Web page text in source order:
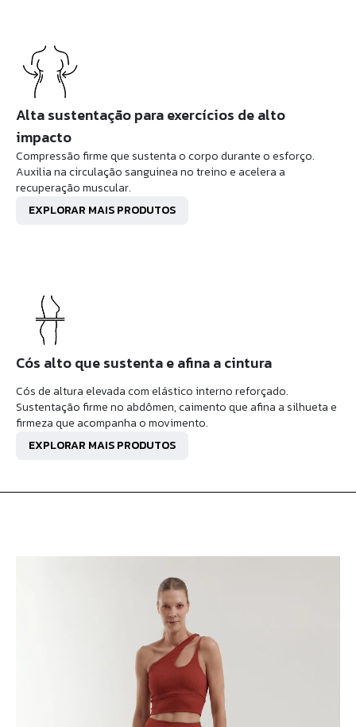
Alta sustentação para exercícios de alto
impacto
Compressão firme que sustenta o corpo durante o esforço.
Auxilia na circulação sanguinea no treino e acelera a
recuperação muscular.
EXPLORAR MAIS PRODUTOS
Cós alto que sustenta e afina a cintura
Cós de altura elevada com elástico interno reforçado.
Sustentação firme no abdômen, caimento que afina a silhueta e
firmeza que acompanha o movimento.
EXPLORAR MAIS PRODUTOS